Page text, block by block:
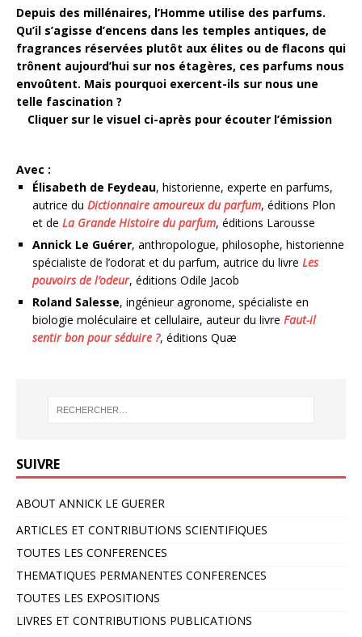
Depuis des millénaires, l’Homme utilise des parfums.
Qu’il s’agisse d’encens dans les temples antiques, de
fragrances réservées plutôt aux élites ou de flacons qui
trônent aujourd’hui sur nos étagères, ces parfums nous
envoûtent. Mais pourquoi exercent-ils sur nous une
telle fascination ?
Cliquer sur le visuel ci-après pour écouter l’émission
Avec :
Élisabeth de Feydeau, historienne, experte en parfums,
autrice du Dictionnaire amoureux du parfum, éditions Plon
et de La Grande Histoire du parfum, éditions Larousse
Annick Le Guérer, anthropologue, philosophe, historienne
spécialiste de l’odorat et du parfum, autrice du livre Les
pouvoirs de l’odeur, éditions Odile Jacob
Roland Salesse, ingénieur agronome, spécialiste en
biologie moléculaire et cellulaire, auteur du livre Faut-il
sentir bon pour séduire ?, éditions Quæ
SUIVRE
ABOUT ANNICK LE GUERER
ARTICLES ET CONTRIBUTIONS SCIENTIFIQUES
TOUTES LES CONFERENCES
THEMATIQUES PERMANENTES CONFERENCES
TOUTES LES EXPOSITIONS
LIVRES ET CONTRIBUTIONS PUBLICATIONS